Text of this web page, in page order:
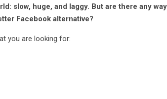
slow, huge, and laggy. But are there any
Facebook alternative?
you are looking for: